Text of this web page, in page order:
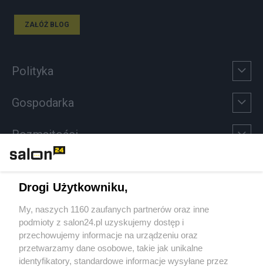
ZAŁÓŻ BLOG
Polityka
Gospodarka
Rozmaitości
Sport
Społeczeństwo
Kultura
Drogi Użytkowniku,
My, naszych 1160 zaufanych partnerów oraz inne
podmioty z salon24.pl uzyskujemy dostęp i
przechowujemy informacje na urządzeniu oraz
przetwarzamy dane osobowe, takie jak unikalne
identyfikatory, standardowe informacje wysyłane przez